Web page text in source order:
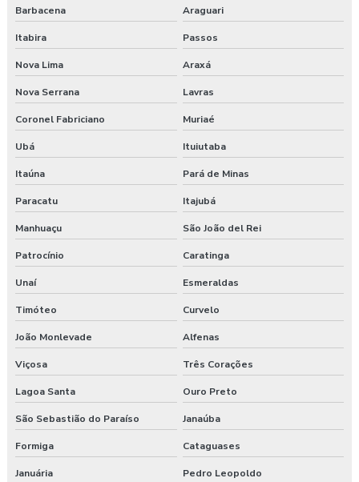
Exame médico admissional guarapuava
Exames complementares aso
Gerenciamento de risco no trabalho
Gerenciamento de riscos segurança do trabalho
Laudo ambiental e ergonômico do local de trabalho
Laudo de avaliação ergonômica
Laudo de ergonomia
Laudo ergonômico e análise ergonômica do trabalho
Laudo ergonômico cadeira
Laudo ergonômico construção civil
Laudo ergonômico do trabalho
Laudo ergonômico esocial
Barbacena Araguari
Itabira Passos
Nova Lima Araxá
Nova Serrana Lavras
Coronel Fabriciano Muriaé
Ubá Ituiutaba
Itaúna Pará de Minas
Paracatu Itajubá
Manhuaçu São João del Rei
Patrocínio Caratinga
Unaí Esmeraldas
Timóteo Curvelo
João Monlevade Alfenas
Viçosa Três Corações
Lagoa Santa Ouro Preto
São Sebastião do Paraíso Janaúba
Formiga Cataguases
Januária Pedro Leopoldo